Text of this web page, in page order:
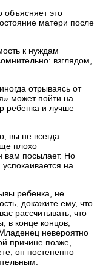
объясняет это
матери после
к нуждам
взглядом,
отрываясь от
может пойти на
ребенка и лучше
вы не всегда
плохо
вам посылает. Но
на
ребенка, не
докажите ему, что
рассчитывать, что
в конце концов,
невероятно
причине позже,
он постепенно